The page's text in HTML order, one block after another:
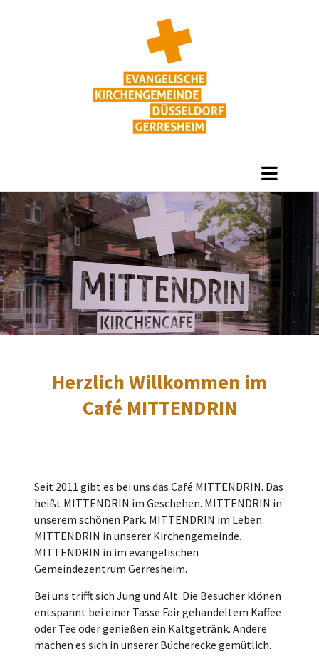
Herzlich Willkommen im
Café MITTENDRIN
Seit 2011 gibt es bei uns das Café MITTENDRIN. Das
heißt MITTENDRIN im Geschehen. MITTENDRIN in
unserem schönen Park. MITTENDRIN im Leben.
MITTENDRIN in unserer Kirchengemeinde.
MITTENDRIN in im evangelischen
Gemeindezentrum Gerresheim.
Bei uns trifft sich Jung und Alt. Die Besucher klönen
entspannt bei einer Tasse Fair gehandeltem Kaffee
oder Tee oder genießen ein Kaltgetränk. Andere
machen es sich in unserer Bücherecke gemütlich.